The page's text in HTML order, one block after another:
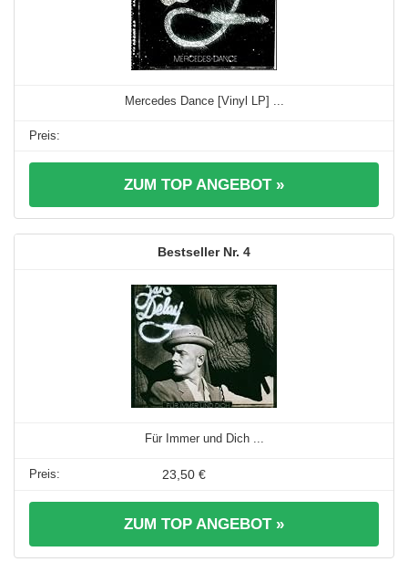
Mercedes Dance [Vinyl LP] ...
ZUM TOP ANGEBOT »
4
Für Immer und Dich ...
23,50 €
ZUM TOP ANGEBOT »